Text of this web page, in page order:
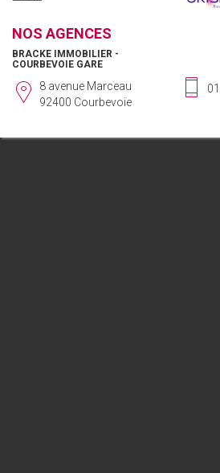
NOS AGENCES
BRACKE IMMOBILIER -
COURBEVOIE GARE
8 avenue Marceau
92400 Courbevoie